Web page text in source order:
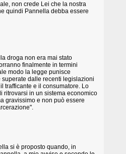
non crede Lei che la nostra
quindi Pannella debba essere
droga non era mai stato
finalmente in termini
modo la legge punisce
dalle recenti legislazioni
trafficante e il consumatore. Lo
ritrovarsi in un sistema economico
gravissimo e non può essere
si è proposto quando, in